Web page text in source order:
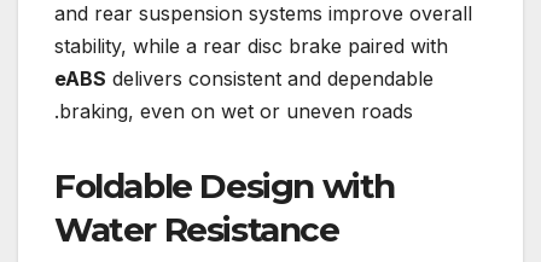
and rear suspension systems improve overall
stability, while a rear disc brake paired with
eABS delivers consistent and dependable
braking, even on wet or uneven roads.
Foldable Design with
Water Resistance